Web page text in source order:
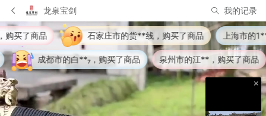
龙泉宝剑 我的记录
了商品
市的货**线，购买了商品
泉州市的江**，购买了商品
上海市的1**8，购买了商品
南通市的梧**林，
1人